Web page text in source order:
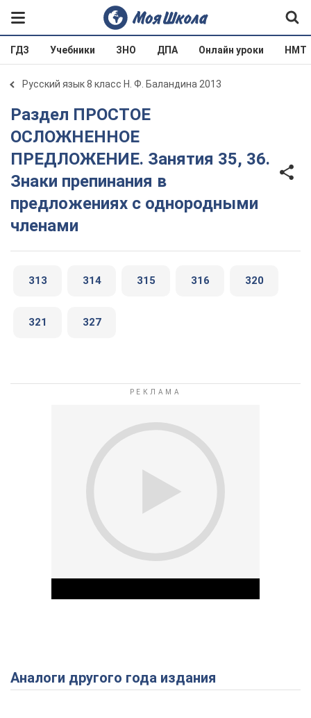
ГДЗ Учебники ЗНО ДПА Онлайн уроки НМТ
Русский язык 8 класс Н. Ф. Баландина 2013
Раздел ПРОСТОЕ
ОСЛОЖНЕННОЕ
ПРЕДЛОЖЕНИЕ. Занятия 35, 36.
Знаки препинания в
предложениях с однородными
членами
313 314 315 316 320
321 327
Play Video
Аналоги другого года издания